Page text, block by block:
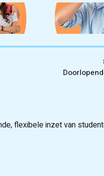
flexibele inzet van